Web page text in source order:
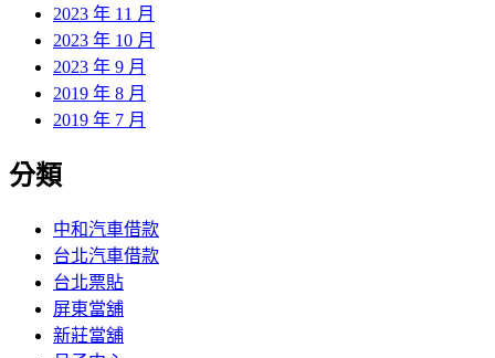
2023 年 11 月
2023 年 10 月
2023 年 9 月
2019 年 8 月
2019 年 7 月
分類
中和汽車借款
台北汽車借款
台北票貼
屏東當舖
新莊當舖